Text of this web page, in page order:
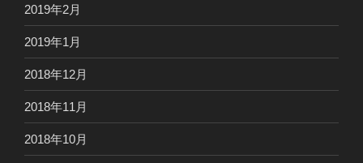
2019年2月
2019年1月
2018年12月
2018年11月
2018年10月